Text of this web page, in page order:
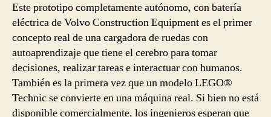
Este prototipo completamente autónomo, con batería
eléctrica de Volvo Construction Equipment es el primer
concepto real de una cargadora de ruedas con
autoaprendizaje que tiene el cerebro para tomar
decisiones, realizar tareas e interactuar con humanos.
También es la primera vez que un modelo LEGO®
Technic se convierte en una máquina real. Si bien no está
disponible comercialmente, los ingenieros esperan que